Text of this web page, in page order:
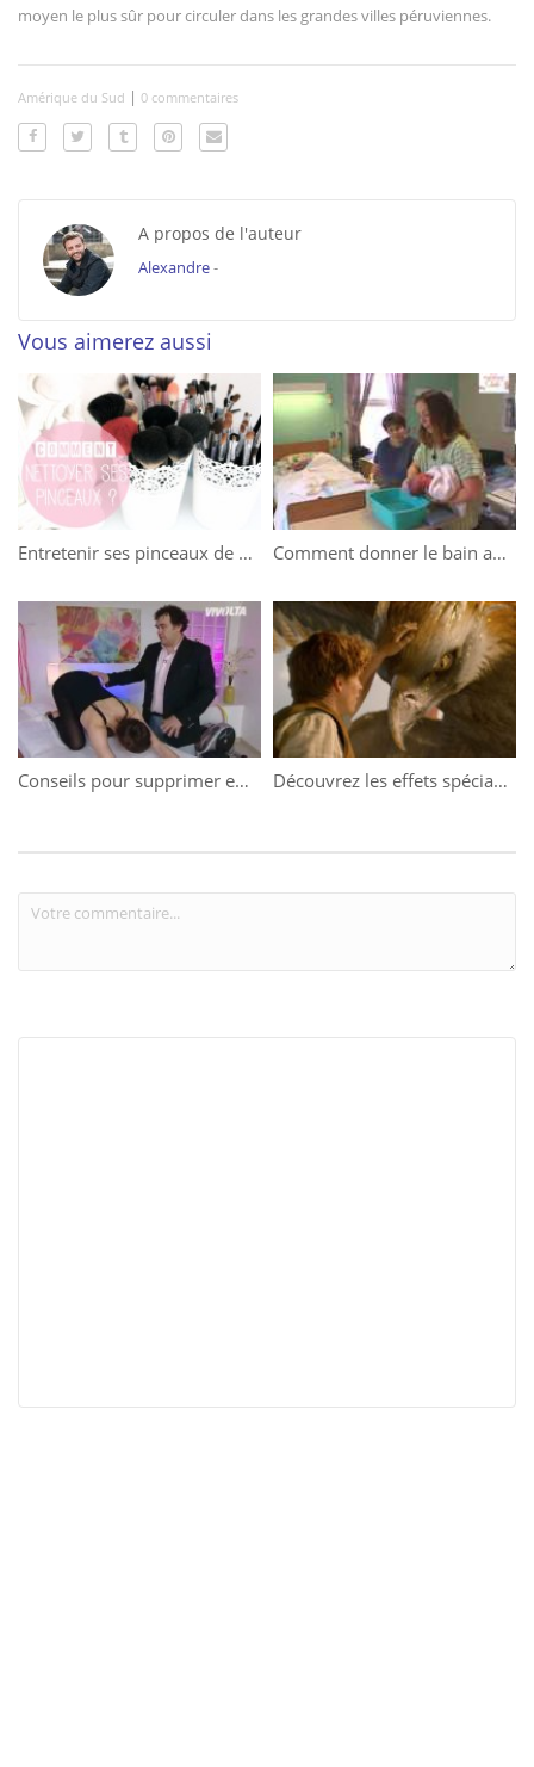
moyen le plus sûr pour circuler dans les grandes villes péruviennes.
Amérique du Sud | 0 commentaires
A propos de l'auteur
Alexandre-
Vous aimerez aussi
Entretenir ses pinceaux de maquillage Comment donner le bain au bébé ?
Conseils pour supprimer efficacement le mal de dos Découvrez les effets spéciaux des « Animaux fantastiques »